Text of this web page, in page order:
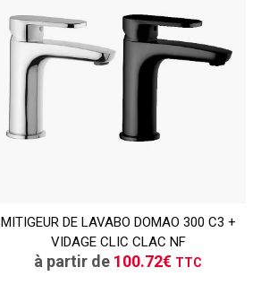
TTC
MITIGEUR DE LAVABO DOMAO 300 C3 +
VIDAGE CLIC CLAC NF
à partir de 100.72€ TTC
CONSULTER
Demande de devis